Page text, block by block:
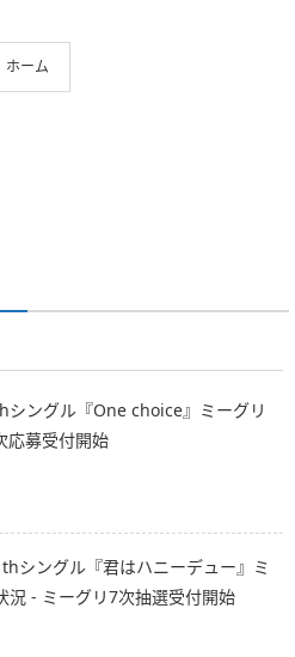
ホーム
シングル『One choice』ミーグリ
応募受付開始
シングル『君はハニーデュー』ミ
況 - ミーグリ7次抽選受付開始